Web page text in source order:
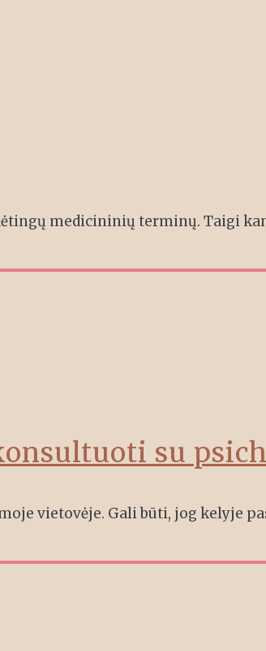
medicininių terminų. Taigi
su
vietovėje. Gali būti, jog kelyje